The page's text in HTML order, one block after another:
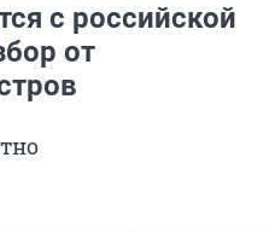
с российской
от